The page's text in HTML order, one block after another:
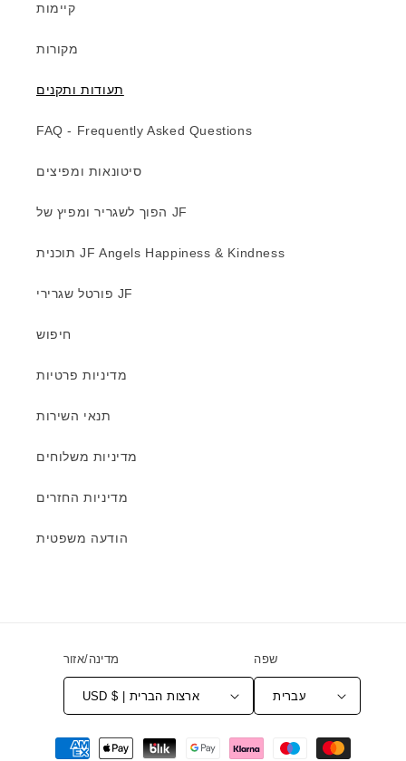
קיימות
מקורות
תעודות ותקנים
FAQ - Frequently Asked Questions
סיטונאות ומפיצים
הפוך לשגריר ומפיץ של JF
תוכנית JF Angels Happiness & Kindness
פורטל שגרירי JF
חיפוש
מדיניות פרטיות
תנאי השירות
מדיניות משלוחים
מדיניות החזרים
הודעה משפטית
מדינה/אזור
USD $ | ארצות הברית
שפה
עברית
שיטות